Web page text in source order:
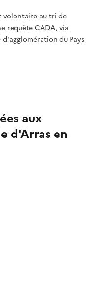
volontaire au tri de
requête CADA, via
du Pays
aux
d'Arras en